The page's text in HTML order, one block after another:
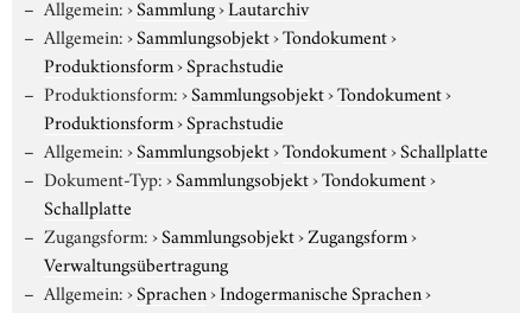
Allgemein:›Sammlung›Lautarchiv
Allgemein:›Sammlungsobjekt›Tondokument›
Produktionsform›Sprachstudie
Produktionsform:›Sammlungsobjekt›Tondokument›
Produktionsform›Sprachstudie
Allgemein:›Sammlungsobjekt›Tondokument›Schallplatte
Dokument-Typ:›Sammlungsobjekt›Tondokument›
Schallplatte
Zugangsform:›Sammlungsobjekt›Zugangsform›
Verwaltungsübertragung
Allgemein:›Sprachen›Indogermanische Sprachen›